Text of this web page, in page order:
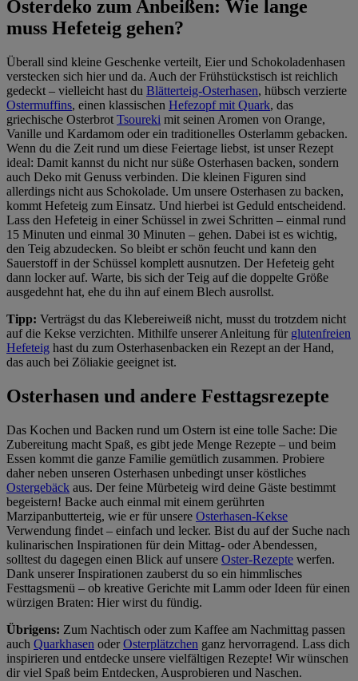
Osterdeko zum Anbeißen: Wie lange
muss Hefeteig gehen?
Überall sind kleine Geschenke verteilt, Eier und Schokoladenhasen
verstecken sich hier und da. Auch der Frühstückstisch ist reichlich
gedeckt – vielleicht hast du Blätterteig-Osterhasen, hübsch verzierte
Ostermuffins, einen klassischen Hefezopf mit Quark, das
griechische Osterbrot Tsoureki mit seinen Aromen von Orange,
Vanille und Kardamom oder ein traditionelles Osterlamm gebacken.
Wenn du die Zeit rund um diese Feiertage liebst, ist unser Rezept
ideal: Damit kannst du nicht nur süße Osterhasen backen, sondern
auch Deko mit Genuss verbinden. Die kleinen Figuren sind
allerdings nicht aus Schokolade. Um unsere Osterhasen zu backen,
kommt Hefeteig zum Einsatz. Und hierbei ist Geduld entscheidend.
Lass den Hefeteig in einer Schüssel in zwei Schritten – einmal rund
15 Minuten und einmal 30 Minuten – gehen. Dabei ist es wichtig,
den Teig abzudecken. So bleibt er schön feucht und kann den
Sauerstoff in der Schüssel komplett ausnutzen. Der Hefeteig geht
dann locker auf. Warte, bis sich der Teig auf die doppelte Größe
ausgedehnt hat, ehe du ihn auf einem Blech ausrollst.
Tipp: Verträgst du das Klebereiweiß nicht, musst du trotzdem nicht
auf die Kekse verzichten. Mithilfe unserer Anleitung für glutenfreien
Hefeteig hast du zum Osterhasenbacken ein Rezept an der Hand,
das auch bei Zöliakie geeignet ist.
Osterhasen und andere Festtagsrezepte
Das Kochen und Backen rund um Ostern ist eine tolle Sache: Die
Zubereitung macht Spaß, es gibt jede Menge Rezepte – und beim
Essen kommt die ganze Familie gemütlich zusammen. Probiere
daher neben unseren Osterhasen unbedingt unser köstliches
Ostergebäck aus. Der feine Mürbeteig wird deine Gäste bestimmt
begeistern! Backe auch einmal mit einem gerührten
Marzipanbutterteig, wie er für unsere Osterhasen-Kekse
Verwendung findet – einfach und lecker. Bist du auf der Suche nach
kulinarischen Inspirationen für dein Mittag- oder Abendessen,
solltest du dagegen einen Blick auf unsere Oster-Rezepte werfen.
Dank unserer Inspirationen zauberst du so ein himmlisches
Festtagsmenü – ob kreative Gerichte mit Lamm oder Ideen für einen
würzigen Braten: Hier wirst du fündig.
Übrigens: Zum Nachtisch oder zum Kaffee am Nachmittag passen
auch Quarkhasen oderOsterplätzchen ganz hervorragend. Lass dich
inspirieren und entdecke unsere vielfältigen Rezepte! Wir wünschen
dir viel Spaß beim Entdecken, Ausprobieren und Naschen.